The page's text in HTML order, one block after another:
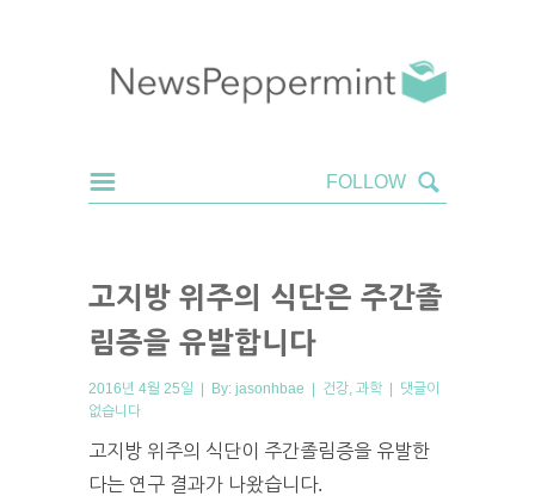
고지방 위주의 식단은 주간졸
림증을 유발합니다
2016년 4월 25일 | By: jasonhbae | 건강 과학 | 댓글이
없습니다
고지방 위주의 식단이 주간졸림증을 유발한
다는 연구 결과가 나왔습니다.